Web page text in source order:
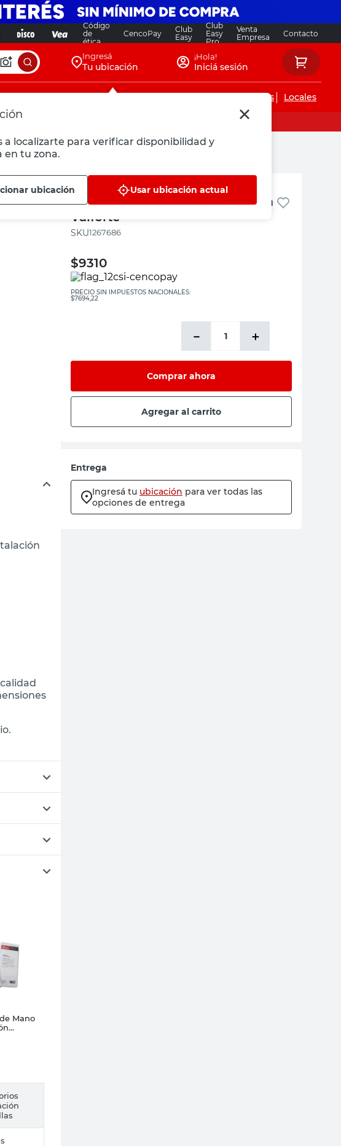
Código
de
ética
CencoPay
Club
Easy
Club
Easy
Pro
Venta
Empresa
Contacto
Ingresá
Tu ubicación
a localizarte para verificar disponibilidad y
en tu zona.
ubicación Usar ubicación actual
¡Hola!
Iniciá sesión
Servicios de instalaciones Locales
Mano
Valforte
Pico para Grifería Pared 21,5 Cm
Valforte
:1267686
$9310
PRECIO SIN IMPUESTOS NACIONALES:
$7694,22
＋
－
Comprar ahora
Agregar al carrito
Entrega
Ingresá tu ubicación para ver todas las
opciones de entrega